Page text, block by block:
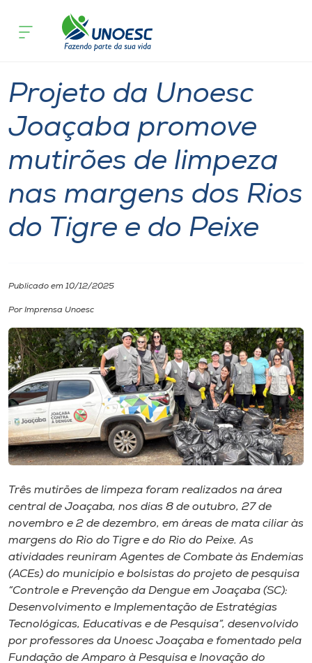
Cursos
Pesquisa
Atendimento ao Estudante
Portal de Ensino
Internacionalização
I.nova
Diplomados
Cultura
CPA
Biblioteca
Editora
Rádio
Projeto da Unoesc
Joaçaba promove
mutirões de limpeza
nas margens dos Rios
do Tigre e do Peixe
Publicado em 10/12/2025
Por Imprensa Unoesc
Três mutirões de limpeza foram realizados na área
central de Joaçaba, nos dias 8 de outubro, 27 de
novembro e 2 de dezembro, em áreas de mata ciliar às
margens do Rio do Tigre e do Rio do Peixe. As
atividades reuniram Agentes de Combate às Endemias
(ACEs) do município e bolsistas do projeto de pesquisa
“Controle e Prevenção da Dengue em Joaçaba (SC):
Desenvolvimento e Implementação de Estratégias
Tecnológicas, Educativas e de Pesquisa”, desenvolvido
por professores da Unoesc Joaçaba e fomentado pela
Fundação de Amparo à Pesquisa e Inovação do